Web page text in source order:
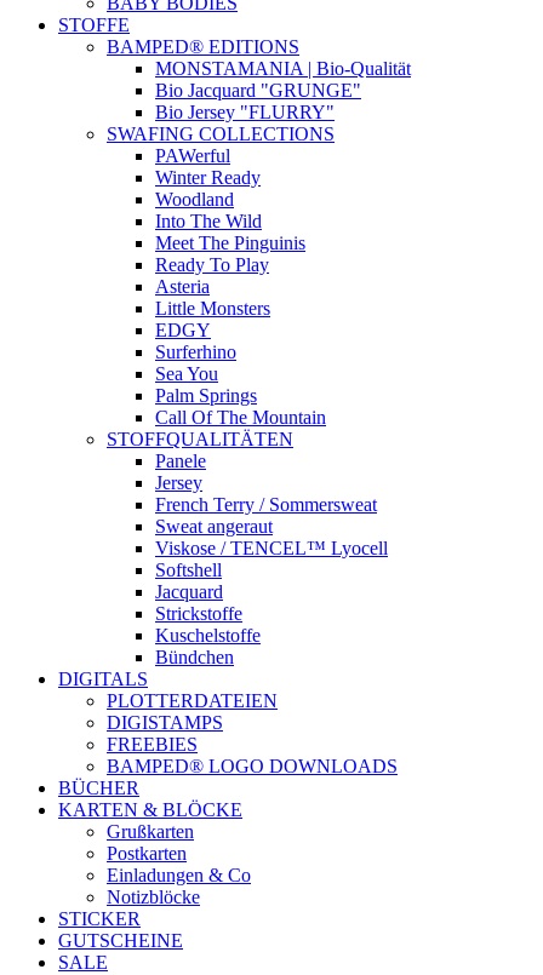
Instagram
STOFFE
BAMPED® EDITIONS
MONSTAMANIA | Bio-Qualität
Bio Jacquard "GRUNGE"
Bio Jersey "FLURRY"
SWAFING COLLECTIONS
PAWerful
Winter Ready
Woodland
Into The Wild
Meet The Pinguinis
Ready To Play
Asteria
Little Monsters
EDGY
Surferhino
Sea You
Palm Springs
Call Of The Mountain
STOFFQUALITÄTEN
Panele
Jersey
French Terry / Sommersweat
Sweat angeraut
Viskose / TENCEL™ Lyocell
Softshell
Jacquard
Strickstoffe
Kuschelstoffe
Bündchen
DIGITALS
PLOTTERDATEIEN
DIGISTAMPS
FREEBIES
BAMPED® LOGO DOWNLOADS
BÜCHER
KARTEN & BLÖCKE
Grußkarten
Postkarten
Einladungen & Co
Notizblöcke
STICKER
GUTSCHEINE
SALE